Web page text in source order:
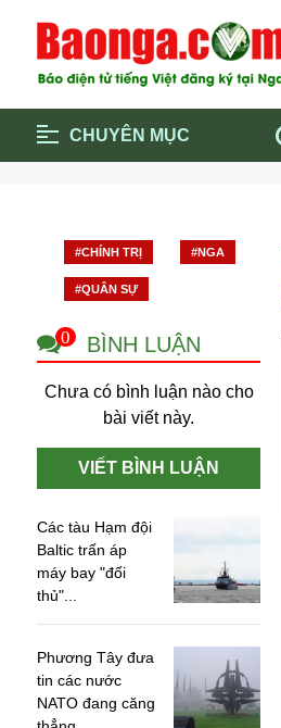
CHUYÊN MỤC
Cộng đồng
Cuộc sống quanh ta
Quảng cáo
#CHÍNH TRỊ #NGA
#QUÂN SỰ
0 BÌNH LUẬN
Chưa có bình luận nào cho
bài viết này.
VIẾT BÌNH LUẬN
Các tàu Hạm đội
Baltic trấn áp
máy bay "đối
thủ"...
Phương Tây đưa
tin các nước
NATO đang căng